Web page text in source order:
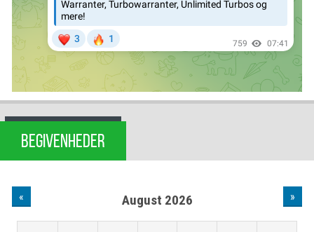
BEGIVENHEDER
« August 2026 »